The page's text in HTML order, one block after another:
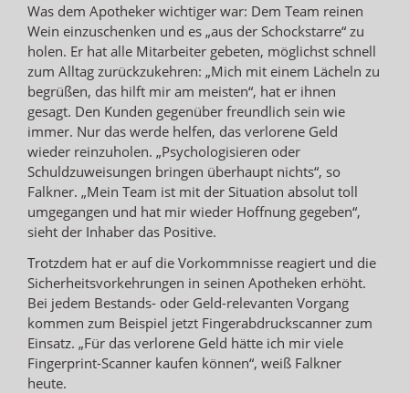
Was dem Apotheker wichtiger war: Dem Team reinen
Wein einzuschenken und es „aus der Schockstarre“ zu
holen. Er hat alle Mitarbeiter gebeten, möglichst schnell
zum Alltag zurückzukehren: „Mich mit einem Lächeln zu
begrüßen, das hilft mir am meisten“, hat er ihnen
gesagt. Den Kunden gegenüber freundlich sein wie
immer. Nur das werde helfen, das verlorene Geld
wieder reinzuholen. „Psychologisieren oder
Schuldzuweisungen bringen überhaupt nichts“, so
Falkner. „Mein Team ist mit der Situation absolut toll
umgegangen und hat mir wieder Hoffnung gegeben“,
sieht der Inhaber das Positive.
Trotzdem hat er auf die Vorkommnisse reagiert und die
Sicherheitsvorkehrungen in seinen Apotheken erhöht.
Bei jedem Bestands- oder Geld-relevanten Vorgang
kommen zum Beispiel jetzt Fingerabdruckscanner zum
Einsatz. „Für das verlorene Geld hätte ich mir viele
Fingerprint-Scanner kaufen können“, weiß Falkner
heute.